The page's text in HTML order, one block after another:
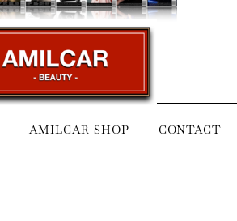
AMILCAR SHOP CONTACT